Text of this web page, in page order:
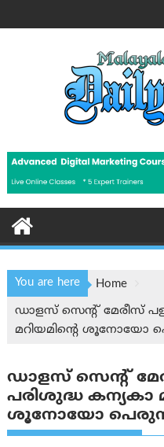
to
You are here
Home
ഡാളസ് സെന്‍റ് മേരീസ്
മറിയമിന്റെ ശൂനോയോ
ഡാളസ് സെന്‍റ്
പരിശുദ്ധ കന്യകാ
ശൂനോയോ